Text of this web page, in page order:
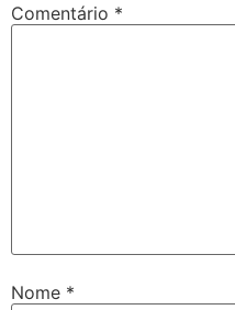
Comentário *
Nome *